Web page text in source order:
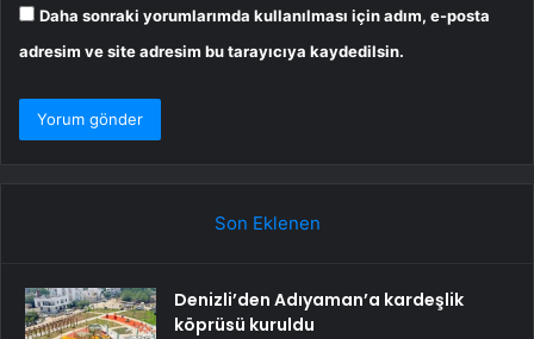
Daha sonraki yorumlarımda kullanılması için adım, e-posta
adresim ve site adresim bu tarayıcıya kaydedilsin.
Son Eklenen
Denizli’den Adıyaman’a kardeşlik
köprüsü kuruldu